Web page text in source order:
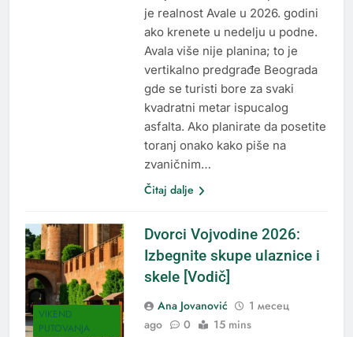
je realnost Avale u 2026. godini
ako krenete u nedelju u podne.
Avala više nije planina; to je
vertikalno predgrađe Beograda
gde se turisti bore za svaki
kvadratni metar ispucalog
asfalta. Ako planirate da posetite
toranj onako kako piše na
zvaničnim…
Čitaj dalje
VIKEND
PUTOVANJA
Dvorci Vojvodine 2026:
Izbegnite skupe ulaznice i
skele [Vodič]
Ana Jovanović
1 месец
ago
0 15 mins